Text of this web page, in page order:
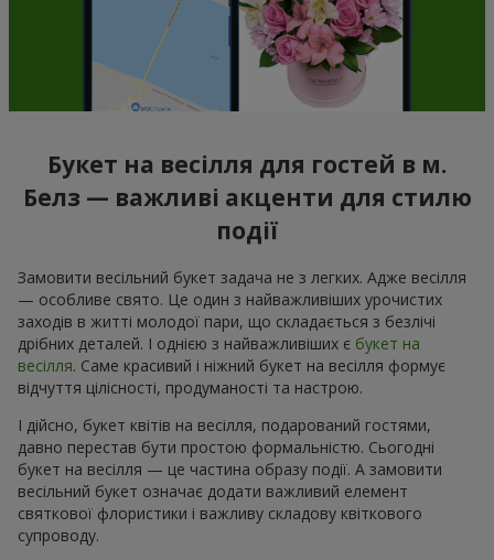
Букет на весілля для гостей в м.
Белз — важливі акценти для стилю
події
Замовити весільний букет задача не з легких. Адже весілля
— особливе свято. Це один з найважливіших урочистих
заходів в житті молодої пари, що складається з безлічі
дрібних деталей. І однією з найважливіших є букет на
весілля. Саме красивий і ніжний букет на весілля формує
відчуття цілісності, продуманості та настрою.
І дійсно, букет квітів на весілля, подарований гостями,
давно перестав бути простою формальністю. Сьогодні
букет на весілля — це частина образу події. А замовити
весільний букет означає додати важливий елемент
святкової флористики і важливу складову квіткового
супроводу.